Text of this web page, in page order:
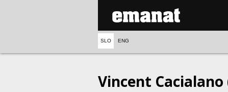
SLO ENG
Vincent